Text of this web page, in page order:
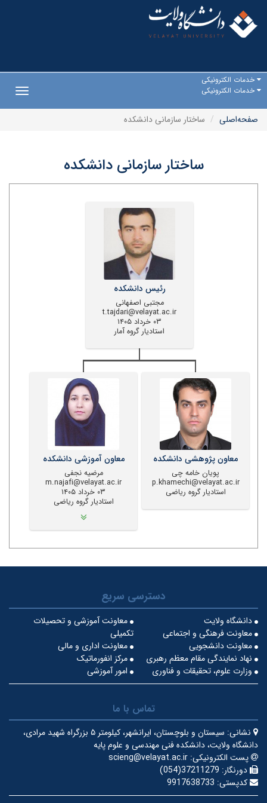
خدمات الکترونیکی
خدمات الکترونیکی
صفحه‌اصلی
ساختار سازمانی دانشکده
ساختار سازمانی دانشکده
رئیس دانشکده
مجتبی اصفهانی
t.tajdari@velayat.ac.ir
۰۳ خرداد ۱۴۰۵
استادیار گروه آمار
معاون آموزشی دانشکده
مرضیه نجفی
m.najafi@velayat.ac.ir
۰۳ خرداد ۱۴۰۵
استادیار گروه ریاضی
معاون پژوهشی دانشکده
پویان خامه چی
p.khamechi@velayat.ac.ir
استادیار گروه ریاضی
دسترسی سریع
معاونت آموزشی و تحصیلات
تکمیلی
دانشگاه ولایت
معاونت فرهنگی و اجتماعی
معاونت اداری و مالی
معاونت دانشجویی
مرکز انفورماتیک
نهاد نمایندگی مقام معظم رهبری
امور آموزشی
وزارت علوم، تحقیقات و فناوری
تماس با ما
نشانی:
سیستان و بلوچستان، ایرانشهر، کیلومتر ۵ بزرگراه شهید مرادی،
دانشگاه ولایت، دانشکده فنی مهندسی و علوم پایه
پست الکترونیکی: scieng@velayat.ac.ir
دورنگار: 37211279(054)
کدپستی: 9917638733